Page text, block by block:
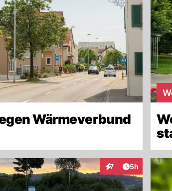
Wärmeverbund
7
Interaktionen
Artikel
5h